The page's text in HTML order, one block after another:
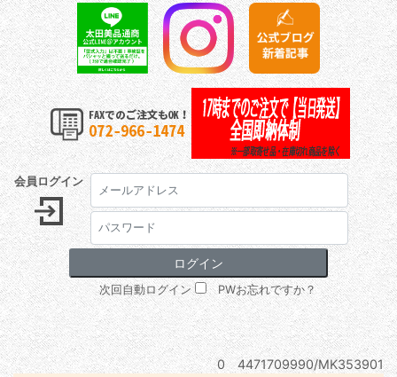
会員ログイン
次回自動ログイン PWお忘れですか？
0 4471709990/MK353901